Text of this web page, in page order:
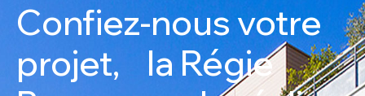
Confiez-nous votre
projet, la Régie